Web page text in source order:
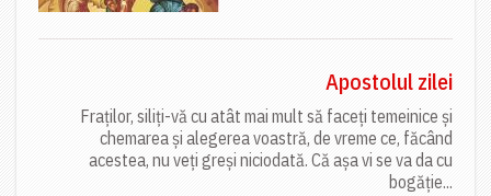
Apostolul zilei
Fraților, siliți-vă cu atât mai mult să faceți temeinice și
chemarea și alegerea voastră, de vreme ce, făcând
acestea, nu veți greși niciodată. Că așa vi se va da cu
bogăție...